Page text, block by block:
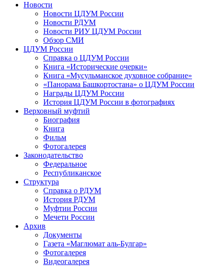
Новости
Новости ЦДУМ России
Новости РДУМ
Новости РИУ ЦДУМ России
Обзор СМИ
ЦДУМ России
Справка о ЦДУМ России
Книга «Исторические очерки»
Книга «Мусульманское духовное собрание»
«Панорама Башкортостана» о ЦДУМ России
Награды ЦДУМ России
История ЦДУМ России в фотографиях
Верховный муфтий
Биография
Книга
Фильм
Фотогалерея
Законодательство
Федеральное
Республиканское
Структура
Справка о РДУМ
История РДУМ
Муфтии России
Мечети России
Архив
Документы
Газета «Маглюмат аль-Булгар»
Фотогалерея
Видеогалерея